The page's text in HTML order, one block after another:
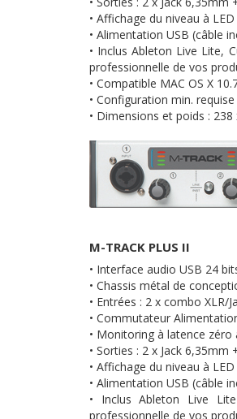
• Affichage du niveau à
• Alimentation USB (câble
• Inclus Ableton Live Lite,
professionnelle de vos
• Compatible MAC OS X
• Configuration min.
• Dimensions et poids :
M-TRACK PLUS II
• Interface audio USB 24
• Chassis métal de
• Entrées : 2 x combo
• Commutateur
• Monitoring à latence
• Sorties : 2 x Jack
• Affichage du niveau à
• Alimentation USB (câble
• Inclus Ableton Live
professionnelle de vos